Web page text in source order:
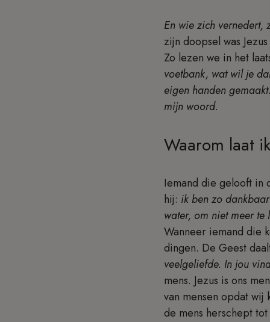
En wie zich vernedert,
zijn doopsel was
Zo lezen we in het
voetbank, wat wil je
eigen handen
mijn woord.
Waarom laat
Iemand die gelooft in
hij: ik ben zo
water, om niet meer
Wanneer iemand die
dingen. De Geest
veelgeliefde. In jou
mens. Jezus is ons
van mensen opdat
de mens herschept